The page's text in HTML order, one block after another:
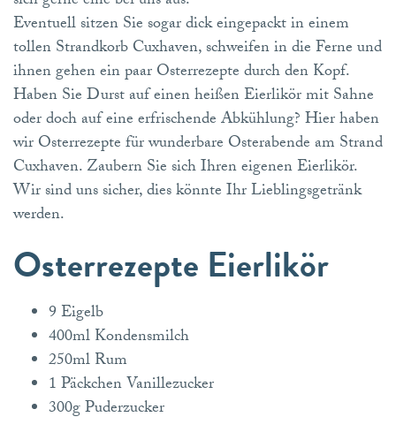
Eventuell sitzen Sie sogar dick eingepackt in einem
tollen Strandkorb Cuxhaven, schweifen in die Ferne und
ihnen gehen ein paar Osterrezepte durch den Kopf.
Haben Sie Durst auf einen heißen Eierlikör mit Sahne
oder doch auf eine erfrischende Abkühlung? Hier haben
wir Osterrezepte für wunderbare Osterabende am Strand
Cuxhaven. Zaubern Sie sich Ihren eigenen Eierlikör.
Wir sind uns sicher, dies könnte Ihr Lieblingsgetränk
werden.
Osterrezepte Eierlikör
9 Eigelb
400ml Kondensmilch
250ml Rum
1 Päckchen Vanillezucker
300g Puderzucker